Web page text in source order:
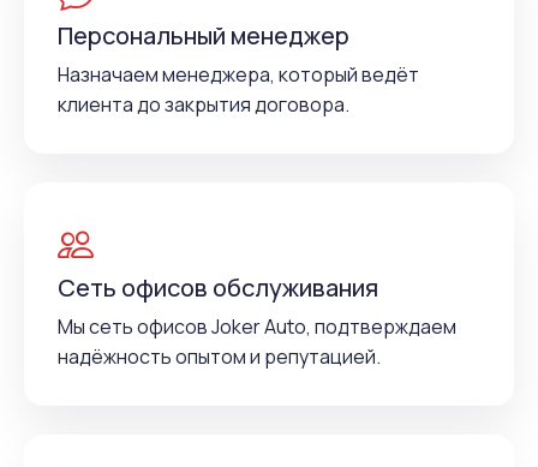
Персональный менеджер
Назначаем менеджера, который ведёт
клиента до закрытия договора.
Сеть офисов обслуживания
Мы сеть офисов Joker Auto, подтверждаем
надёжность опытом и репутацией.